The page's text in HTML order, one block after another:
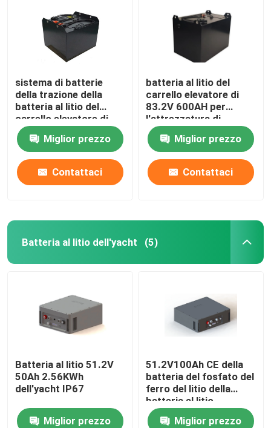
Circa noi
Giro della fabbrica
Contattici
Richieda una citazione
sistema di batterie
della trazione della
batteria al litio del
carrello elevatore di
51.2V 450AH per il
camion di Hyster E
Miglior prezzo
Contattaci
batteria al litio del
carrello elevatore di
83.2V 600AH per
l'attrezzatura di
maneggio del materiale
Miglior prezzo
Contattaci
Batteria al litio dell'yacht (5)
Batteria al litio 51.2V
50Ah 2.56KWh
dell'yacht IP67
Miglior prezzo
51.2V100Ah CE della
batteria del fosfato del
ferro del litio della
batteria al litio
dell'yacht da 5,12 KWH
Miglior prezzo